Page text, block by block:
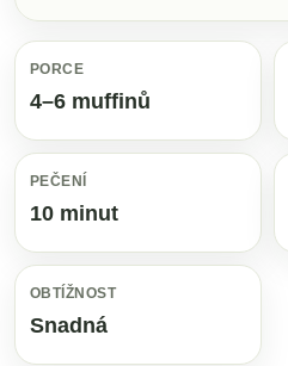
PORCE
4–6 muffinů
PEČENÍ
10 minut
OBTÍŽNOST
Snadná